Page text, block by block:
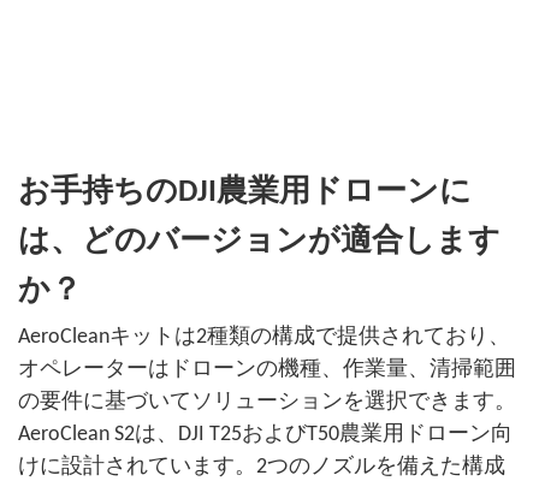
お手持ちのDJI農業用ドローンに
は、どのバージョンが適合します
か？
AeroCleanキットは2種類の構成で提供されており、
オペレーターはドローンの機種、作業量、清掃範囲
の要件に基づいてソリューションを選択できます。
AeroClean S2は、DJI T25およびT50農業用ドローン向
けに設計されています。2つのノズルを備えた構成